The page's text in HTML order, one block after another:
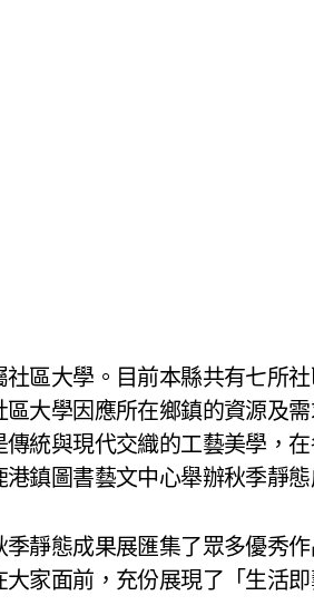
區大學。目前本縣共有七所
大學因應所在鄉鎮的資源及
統與現代交織的工藝美學，
鎮圖書藝文中心舉辦秋季靜態
靜態成果展匯集了眾多優秀
家面前，充份展現了「生活